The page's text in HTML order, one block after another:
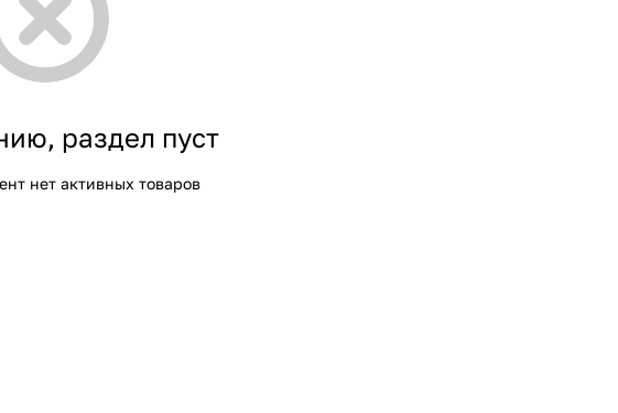
раздел пуст
нет активных товаров